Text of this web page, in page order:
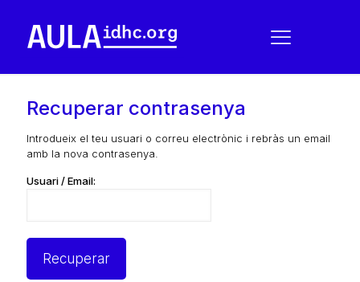
Recuperar contrasenya
Introdueix el teu usuari o correu electrònic i rebràs un email
amb la nova contrasenya.
Usuari / Email: